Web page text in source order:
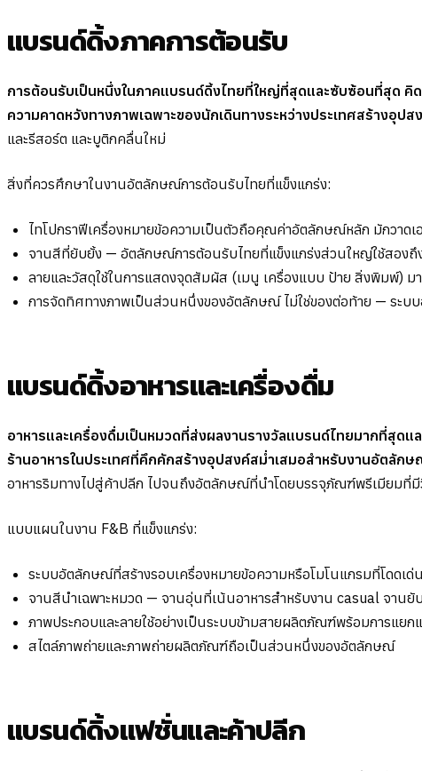
แบรนด์ดิ้งภาคการต้อนรับ
การต้อนรับเป็นหนึ่งในภาคแบรนด์ดิ้งไทยที่ใหญ่ที่สุดและซับซ้อนที่สุด คิ
ความคาดหวังทางภาพเฉพาะของนักเดินทางระหว่างประเทศสร้างอุ
และรีสอร์ต และบูติกคลื่นใหม่
สิ่งที่ควรศึกษาในงานอัตลักษณ์การต้อนรับไทยที่แข็งแกร่ง:
ไทโปกราฟีเครื่องหมายข้อความเป็นตัวถือคุณค่าอัตลักษณ์หลัก มักวาด
จานสีที่ยับยั้ง — อัตลักษณ์การต้อนรับไทยที่แข็งแกร่งส่วนใหญ่ใช้สองถึ
ลายและวัสดุใช้ในการแสดงจุดสัมผัส (เมนู เครื่องแบบ ป้าย สิ่งพิมพ์) ม
การจัดทิศทางภาพเป็นส่วนหนึ่งของอัตลักษณ์ ไม่ใช่ของต่อท้าย — ระ
แบรนด์ดิ้งอาหารและเครื่องดื่ม
อาหารและเครื่องดื่มเป็นหมวดที่ส่งผลงานรางวัลแบรนด์ไทยมากที่สุ
ร้านอาหารในประเทศที่คึกคักสร้างอุปสงค์สม่ำเสมอสำหรับงานอัตลัก
อาหารริมทางไปสู่ค้าปลีก ไปจนถึงอัตลักษณ์ที่นำโดยบรรจุภัณฑ์พรีเมียมที่
แบบแผนในงาน F&B ที่แข็งแกร่ง:
ระบบอัตลักษณ์ที่สร้างรอบเครื่องหมายข้อความหรือโมโนแกรมที่โดดเ
จานสีนำเฉพาะหมวด — จานอุ่นที่เน้นอาหารสำหรับงาน casual จานยั
ภาพประกอบและลายใช้อย่างเป็นระบบข้ามสายผลิตภัณฑ์พร้อมการแยก
สไตล์ภาพถ่ายและภาพถ่ายผลิตภัณฑ์ถือเป็นส่วนหนึ่งของอัตลักษณ์
แบรนด์ดิ้งแฟชั่นและค้าปลีก